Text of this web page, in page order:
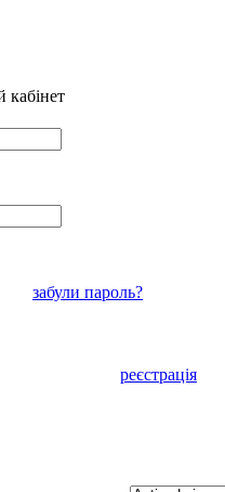
кабінет
забули пароль?
реєстрація